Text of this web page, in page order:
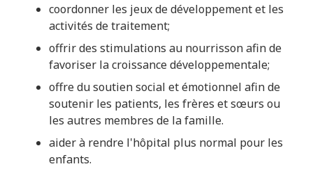
coordonner les jeux de développement et les
activités de traitement;
offrir des stimulations au nourrisson afin de
favoriser la croissance développementale;
offre du soutien social et émotionnel afin de
soutenir les patients, les frères et sœurs ou
les autres membres de la famille.
aider à rendre l'hôpital plus normal pour les
enfants.